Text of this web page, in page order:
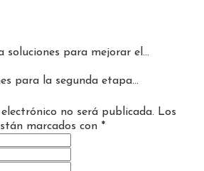
soluciones para mejorar el…
para la segunda etapa…
no será publicada. Los
marcados con *